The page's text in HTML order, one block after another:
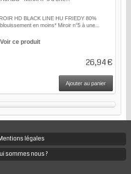
HD BLACK LINE HU FRIEDY 80%
en moins* Miroir n°5 à une...
Voir ce produit
26,94 €
Ajouter au panier
légales
sommes nous ?